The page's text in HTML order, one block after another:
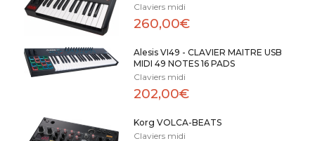
Claviers midi
260,00€
Alesis VI49 - CLAVIER MAITRE USB
MIDI 49 NOTES 16 PADS
Claviers midi
202,00€
Korg VOLCA-BEATS
Claviers midi